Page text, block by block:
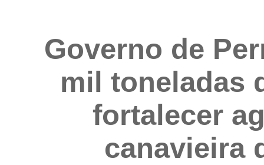
Governo de
mil toneladas
fortalecer
canavieira